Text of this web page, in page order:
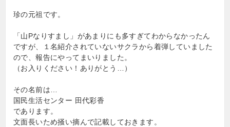
珍の元祖です。
「山Pなりすまし」があまりにも多すぎてわからなかったん
ですが、１名紹介されていないサクラから着弾していました
ので、報告にやってまいりました。
（お入りください！ありがとう…）
その名前は…
国民生活センター 田代彩香
であります。
文面長いため掻い摘んで記載しておきます。